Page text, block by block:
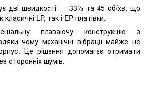
дві швидкості — 33⅓ та 45 об/хв, що
LP, так і EP-платівки.
плаваючу конструкцію з
чому механічні вібрації майже не
Це рішення допомагає отримати
сторонніх шумів.